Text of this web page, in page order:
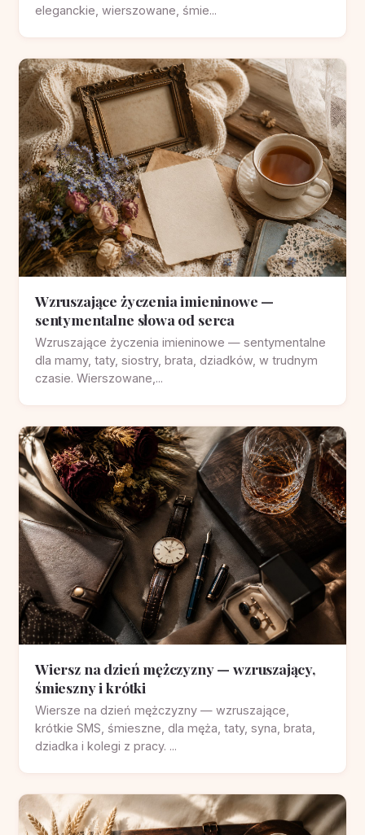
eleganckie, wierszowane, śmie...
Wzruszające życzenia imieninowe —
sentymentalne słowa od serca
Wzruszające życzenia imieninowe — sentymentalne
dla mamy, taty, siostry, brata, dziadków, w trudnym
czasie. Wierszowane,...
Wiersz na dzień mężczyzny — wzruszający,
śmieszny i krótki
Wiersze na dzień mężczyzny — wzruszające,
krótkie SMS, śmieszne, dla męża, taty, syna, brata,
dziadka i kolegi z pracy. ...